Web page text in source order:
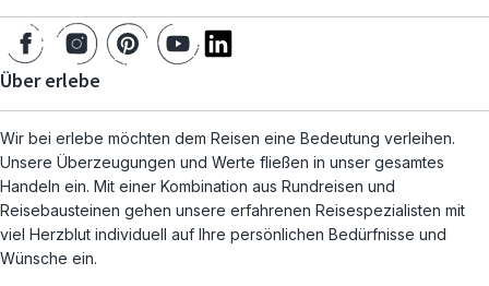
Über erlebe
Wir bei erlebe möchten dem Reisen eine Bedeutung verleihen.
Unsere Überzeugungen und Werte fließen in unser gesamtes
Handeln ein. Mit einer Kombination aus Rundreisen und
Reisebausteinen gehen unsere erfahrenen Reisespezialisten mit
viel Herzblut individuell auf Ihre persönlichen Bedürfnisse und
Wünsche ein.